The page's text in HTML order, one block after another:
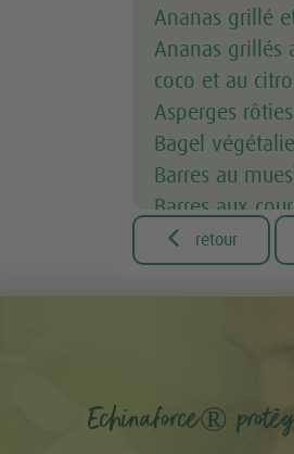
Ananas grillé
Ananas grillés
coco et au
Asperges
Bagel
Barres au
Barres aux
Barres
Bavette avec
Beurres
Biscuits au
Biscuits
Boisson césar
 retour
Echinaforce®